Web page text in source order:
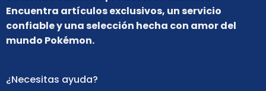
Encuentra artículos exclusivos, un servicio
confiable y una selección hecha con amor del
mundo Pokémon.
¿Necesitas ayuda?